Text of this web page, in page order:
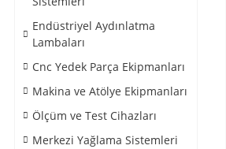
Endüstriyel Aydınlatma
Lambaları
Cnc Yedek Parça Ekipmanları
Makina ve Atölye Ekipmanları
Ölçüm ve Test Cihazları
Merkezi Yağlama Sistemleri